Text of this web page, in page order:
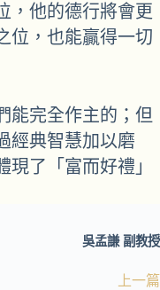
，他的德行將會更
位，也能贏得一切
能完全作主的；但
經典智慧加以磨
了「富而好禮」
吳孟謙 副教授
上一篇